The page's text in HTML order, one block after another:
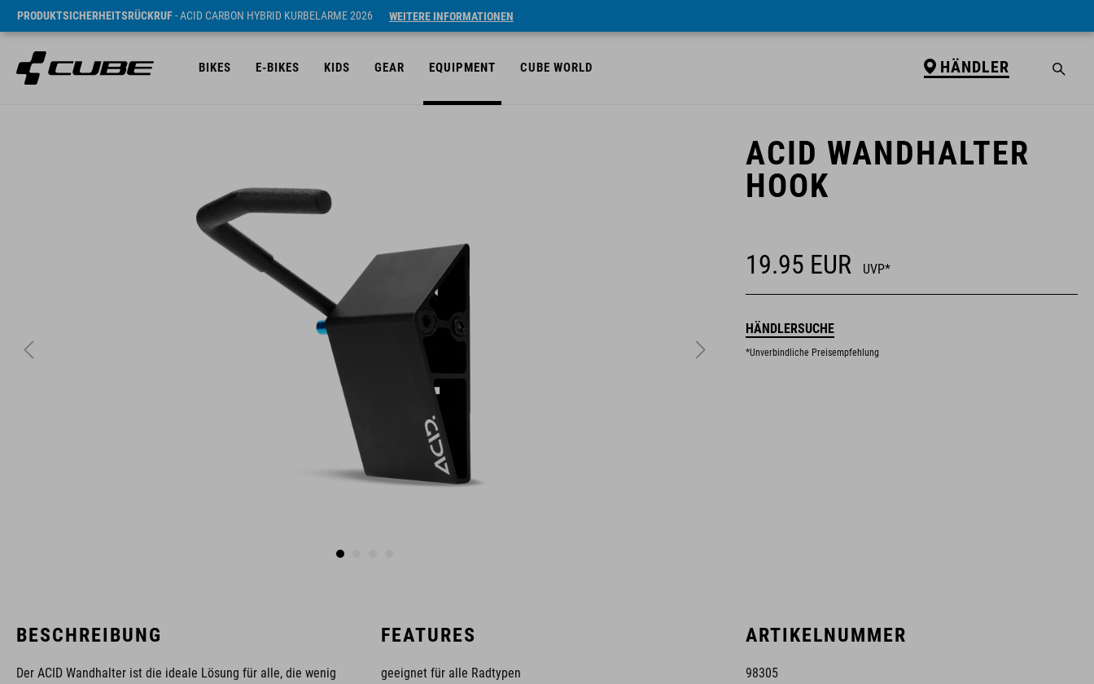
PRODUKTSICHERHEITSRÜCKRUF- ACID CARBON HYBRID KURBELARME 2026 WEITERE INFORMATIONEN
BIKES E-BIKES KIDS GEAR EQUIPMENT CUBE WORLD HÄNDLER
ACID WANDHALTER
HOOK
19.95 EUR UVP*
HÄNDLERSUCHE
*Unverbindliche Preisempfehlung
BESCHREIBUNG
Der ACID Wandhalter ist die ideale Lösung für alle, die wenig
FEATURES
geeignet für alle Radtypen
ARTIKELNUMMER
98305